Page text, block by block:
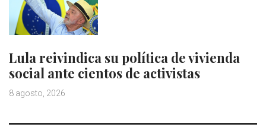
Lula reivindica su política de vivienda
social ante cientos de activistas
8 agosto, 2026